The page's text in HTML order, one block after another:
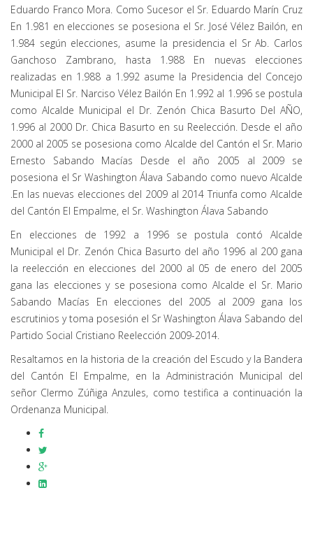
Eduardo Franco Mora. Como Sucesor el Sr. Eduardo Marín Cruz
En 1.981 en elecciones se posesiona el Sr. José Vélez Bailón, en
1.984 según elecciones, asume la presidencia el Sr Ab. Carlos
Ganchoso Zambrano, hasta 1.988 En nuevas elecciones
realizadas en 1.988 a 1.992 asume la Presidencia del Concejo
Municipal El Sr. Narciso Vélez Bailón En 1.992 al 1.996 se postula
como Alcalde Municipal el Dr. Zenón Chica Basurto Del AÑO,
1.996 al 2000 Dr. Chica Basurto en su Reelección. Desde el año
2000 al 2005 se posesiona como Alcalde del Cantón el Sr. Mario
Ernesto Sabando Macías Desde el año 2005 al 2009 se
posesiona el Sr Washington Álava Sabando como nuevo Alcalde
.En las nuevas elecciones del 2009 al 2014 Triunfa como Alcalde
del Cantón El Empalme, el Sr. Washington Álava Sabando
En elecciones de 1992 a 1996 se postula contó Alcalde
Municipal el Dr. Zenón Chica Basurto del año 1996 al 200 gana
la reelección en elecciones del 2000 al 05 de enero del 2005
gana las elecciones y se posesiona como Alcalde el Sr. Mario
Sabando Macías En elecciones del 2005 al 2009 gana los
escrutinios y toma posesión el Sr Washington Álava Sabando del
Partido Social Cristiano Reelección 2009-2014.
Resaltamos en la historia de la creación del Escudo y la Bandera
del Cantón El Empalme, en la Administración Municipal del
señor Clermo Zúñiga Anzules, como testifica a continuación la
Ordenanza Municipal.